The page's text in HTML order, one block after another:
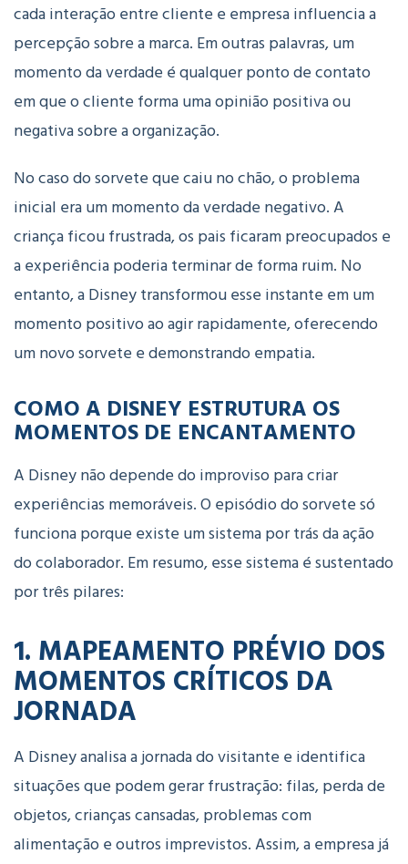
cada interação entre cliente e empresa influencia a
percepção sobre a marca. Em outras palavras, um
momento da verdade é qualquer ponto de contato
em que o cliente forma uma opinião positiva ou
negativa sobre a organização.
No caso do sorvete que caiu no chão, o problema
inicial era um momento da verdade negativo. A
criança ficou frustrada, os pais ficaram preocupados e
a experiência poderia terminar de forma ruim. No
entanto, a Disney transformou esse instante em um
momento positivo ao agir rapidamente, oferecendo
um novo sorvete e demonstrando empatia.
COMO A DISNEY ESTRUTURA OS
MOMENTOS DE ENCANTAMENTO
A Disney não depende do improvisopara criar
experiências memoráveis. O episódio do sorvete só
funciona porque existe um sistema por trás da ação
do colaborador. Em resumo, esse sistema é sustentado
por três pilares:
1. MAPEAMENTO PRÉVIO DOS
MOMENTOS CRÍTICOS DA
JORNADA
A Disney analisa a jornada do visitante e identifica
situações que podem gerar frustração: filas, perda de
objetos, crianças cansadas, problemas com
alimentação e outros imprevistos. Assim, a empresa já